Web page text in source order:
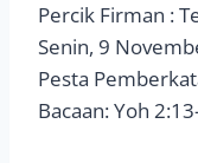
Percik Firman :
Senin, 9
Pesta
Bacaan: Yoh